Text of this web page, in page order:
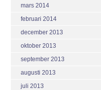
mars 2014
februari 2014
december 2013
oktober 2013
september 2013
augusti 2013
juli 2013